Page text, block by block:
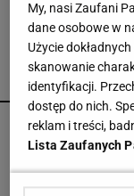
My, nasi Zaufani
dane osobowe w
Użycie
skanowanie
identyfikacji.
dostęp do nich.
reklam i treści,
Lista Zaufanych